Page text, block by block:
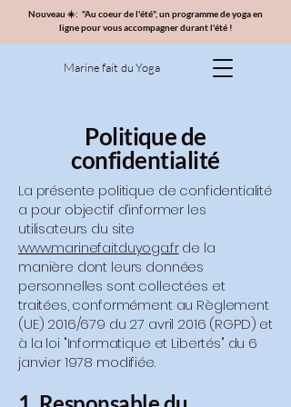
Marine fait du Yoga
Nouveau ☀️: "Au coeur de l'été", un programme de yoga en
ligne pour vous accompagner durant l'été !
Politique de
confidentialité
La présente politique de confidentialité
a pour objectif d’informer les
utilisateurs du site
www.marinefaitduyoga.frde la
manière dont leurs données
personnelles sont collectées et
traitées, conformément au Règlement
(UE) 2016/679 du 27 avril 2016 (RGPD) et
à la loi "Informatique et Libertés" du 6
janvier 1978 modifiée.